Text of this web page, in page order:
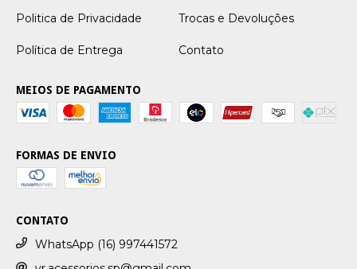
Politica de Privacidade Trocas e Devoluções
Política de Entrega Contato
MEIOS DE PAGAMENTO
FORMAS DE ENVIO
CONTATO
WhatsApp (16) 997441572